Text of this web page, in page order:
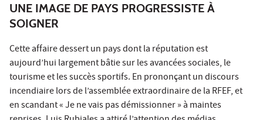
UNE IMAGE DE PAYS PROGRESSISTE À
SOIGNER
Cette affaire dessert un pays dont la réputation est
aujourd’hui largement bâtie sur les avancées sociales, le
tourisme et les succès sportifs. En prononçant un discours
incendiaire lors de l’assemblée extraordinaire de la RFEF, et
en scandant « Je ne vais pas démissionner » à maintes